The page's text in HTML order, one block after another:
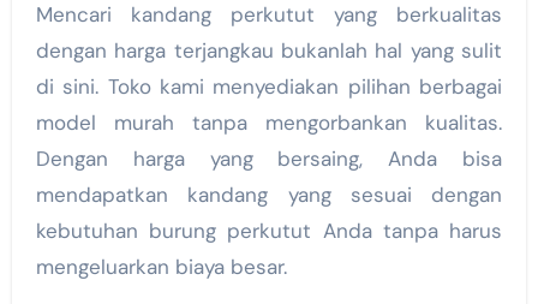
Mencari kandang perkutut yang berkualitas
dengan harga terjangkau bukanlah hal yang sulit
di sini. Toko kami menyediakan pilihan berbagai
model murah tanpa mengorbankan kualitas.
Dengan harga yang bersaing, Anda bisa
mendapatkan kandang yang sesuai dengan
kebutuhan burung perkutut Anda tanpa harus
mengeluarkan biaya besar.